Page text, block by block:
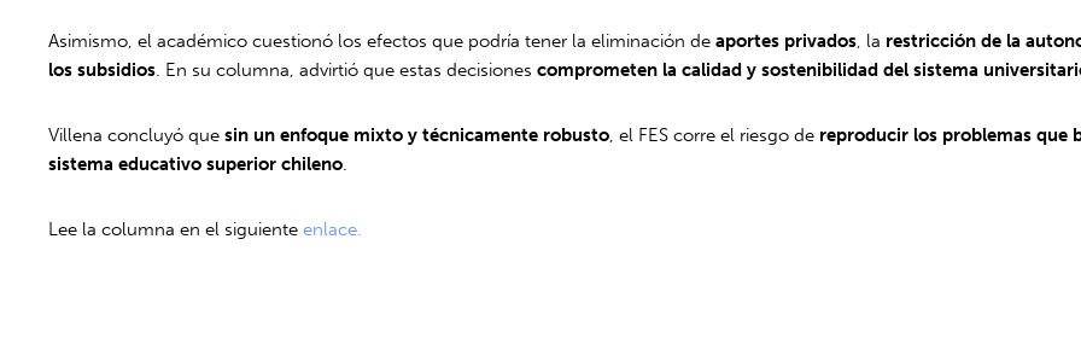
Asimismo, el académico cuestionó los efectos que podría tener la eliminación deaportes privados, la restricción de la
los subsidios. En su columna, advirtió que estas decisionescomprometen la calidad y sostenibilidad del sistema
Villena concluyó quesin un enfoque mixto y técnicamente robusto, el FES corre el riesgo de reproducir los problemas que
sistema educativo superior chileno.
Lee la columna en el siguienteenlace.